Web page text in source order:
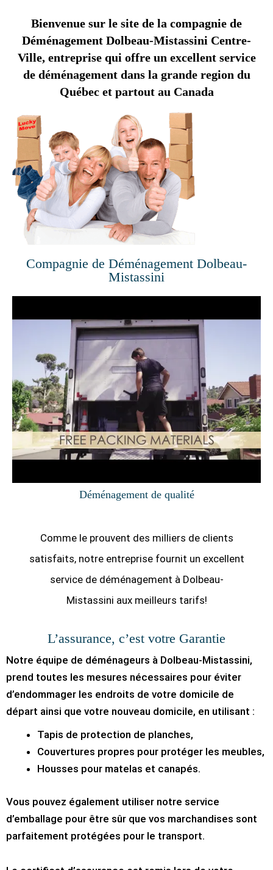
Bienvenue sur le site de la compagnie de
Déménagement Dolbeau-Mistassini Centre-
Ville, entreprise qui offre un excellent service
de déménagement dans la grande region du
Québec et partout au Canada
Compagnie de Déménagement Dolbeau-
Mistassini
Déménagement de qualité
Comme le prouvent des milliers de clients
satisfaits, notre entreprise fournit un excellent
service de déménagement à Dolbeau-
Mistassini aux meilleurs tarifs!
L’assurance, c’est votre Garantie
Notre équipe de déménageurs à Dolbeau-Mistassini,
prend toutes les mesures nécessaires pour éviter
d’endommager les endroits de votre domicile de
départ ainsi que votre nouveau domicile, en utilisant :
Tapis de protection de planches,
Couvertures propres pour protéger les meubles,
Housses pour matelas et canapés.
Vous pouvez également utiliser notre service
d’emballage pour être sûr que vos marchandises sont
parfaitement protégées pour le transport.